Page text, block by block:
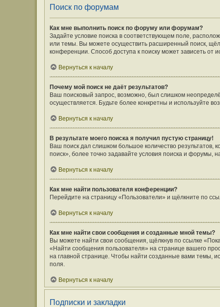
Поиск по форумам
Как мне выполнить поиск по форуму или форумам?
Задайте условие поиска в соответствующем поле,
или темы. Вы можете осуществить расширенный поиск,
конференции. Способ доступа к поиску может зависеть от
Вернуться к началу
Почему мой поиск не даёт результатов?
Ваш поисковый запрос, возможно, был слишком
осуществляется. Будьте более конкретны и используйте
Вернуться к началу
В результате моего поиска я получил пустую страницу!
Ваш поиск дал слишком большое количество результатов,
поиск», более точно задавайте условия поиска и форумы,
Вернуться к началу
Как мне найти пользователя конференции?
Перейдите на страницу «Пользователи» и щёлкните по
Вернуться к началу
Как мне найти свои сообщения и созданные мной темы?
Вы можете найти свои сообщения, щёлкнув по ссылке
«Найти сообщения пользователя» на странице вашего
на главной странице. Чтобы найти созданные вами темы,
поля.
Вернуться к началу
Подписки и закладки